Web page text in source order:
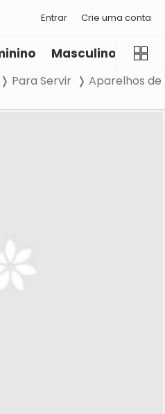
Entrar Crie uma conta
Masculino
Para Servir
Aparelhos de